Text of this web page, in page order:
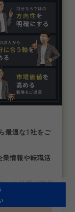
最適な1社をご
業情報や転職活
ート社員が徹底